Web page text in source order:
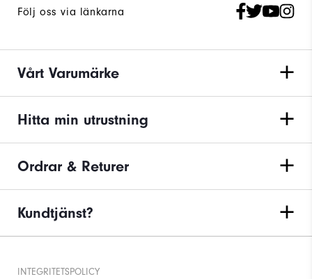
Följ oss via länkarna
Vårt Varumärke
Hitta min utrustning
Ordrar & Returer
Kundtjänst?
INTEGRITETSPOLICY